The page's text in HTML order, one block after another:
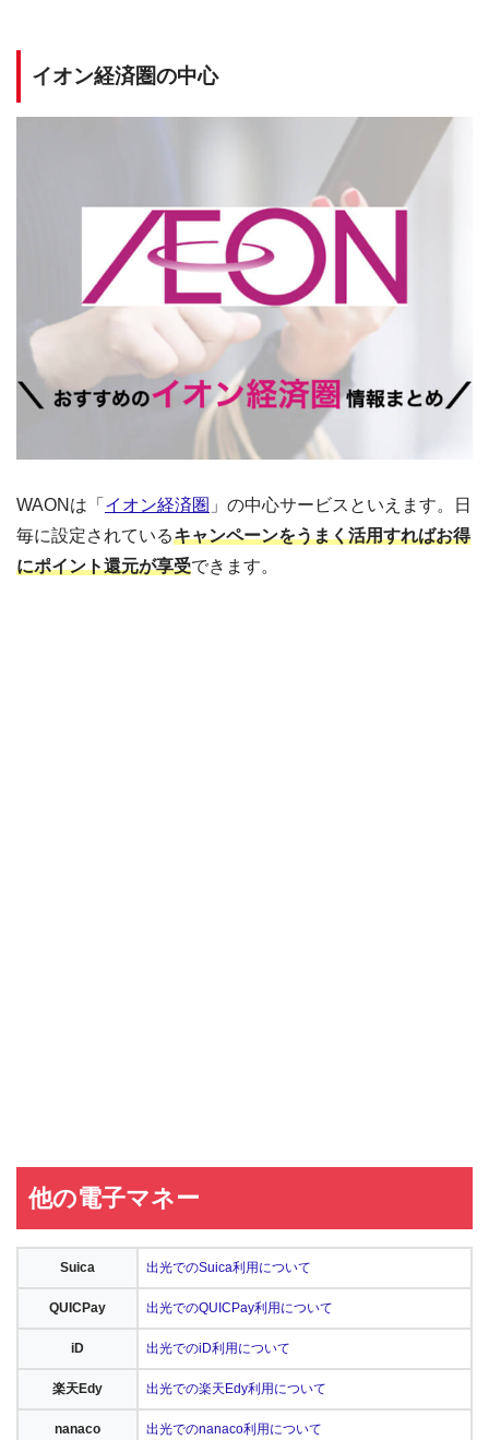
イオン経済圏の中心
WAONは「 イオン経済圏 」の中心サービスといえます。日
毎に設定されているキャンペーンをうまく活用すればお得
にポイント還元が享受できます。
他の電子マネー
Suica 出光でのSuica利用について
QUICPay 出光でのQUICPay利用について
iD 出光でのiD利用について
楽天Edy 出光での楽天Edy利用について
nanaco 出光でのnanaco利用について